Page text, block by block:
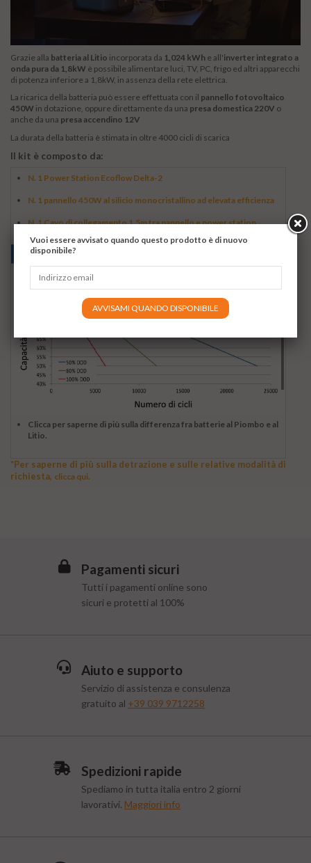
Grazie alla batteria al Litio incorporata da 1,024 kWh e all'inverter integrato a
onda pura da 1,8kW è possibile alimentare luci, TV, PC, frigo ed altri apparecchi
di potenza inferiore a 1,8kW, in assenza della rete elettrica.
La ricarica della batteria può essere effettuata con il pannello fotovoltaico
450W in dotazione, oppure direttamente da una presa domestica 220V o
anche da una presa accendino 12V
La durata della batteria è stimata in oltre 4000 cicli di scarica
Il kit è composto da:
N. 1 Power Station Ecoflow Delta-2
N. 1 pannello 450W al silicio monocristallino ad elevata efficienza
N. 1 Cavo di collegamento 1,5m tra pannello e power station
Clicca per saperne di più sulla differenza fra batterie al Piombo e al
Litio.
*Per saperne di più sulla detrazione e sulle relative modalità di
richiesta, clicca qui.
Pagamenti sicuri
Tutti i pagamenti online sono
sicuri e protetti al 100%
Aiuto e supporto
Servizio di assistenza e consulenza
gratuito al +39 039 9712258
Spedizioni rapide
Spediamo in tutta italia entro 2 giorni
lavorativi. Maggiori info
Vuoi essere avvisato quando questo prodotto è di nuovo
disponibile?
AVVISAMI QUANDO DISPONIBILE